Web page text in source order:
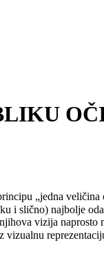
„jedna
i slično) najbolje
vizija